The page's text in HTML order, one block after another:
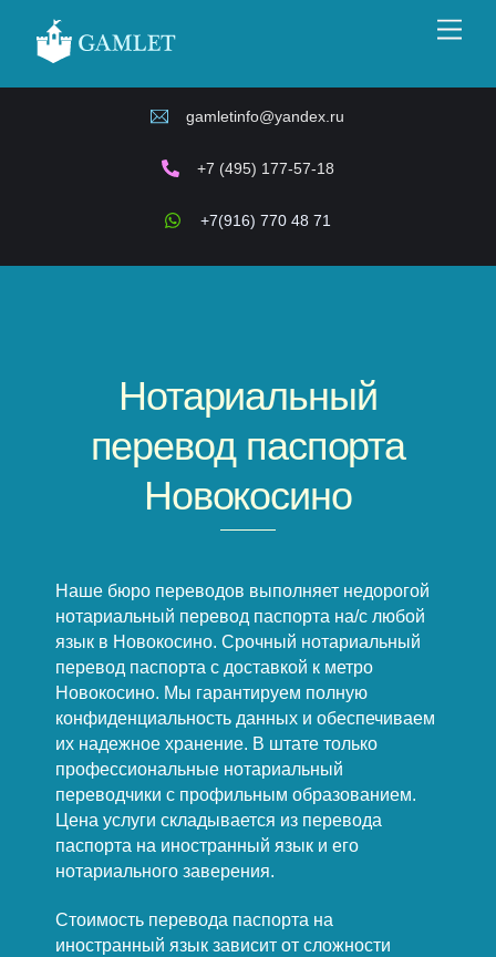
content
gamletinfo@yandex.ru
+7 (495) 177-57-18
+7(916) 770 48 71
Нотариальный
перевод паспорта
Новокосино
Наше бюро переводов выполняет недорогой
нотариальный перевод паспорта на/с любой
язык в Новокосино. Срочный нотариальный
перевод паспорта с доставкой к метро
Новокосино. Мы гарантируем полную
конфиденциальность данных и обеспечиваем
их надежное хранение. В штате только
профессиональные нотариальный
переводчики с профильным образованием.
Цена услуги складывается из перевода
паспорта на иностранный язык и его
нотариального заверения.
Стоимость перевода паспорта на
иностранный язык зависит от сложности